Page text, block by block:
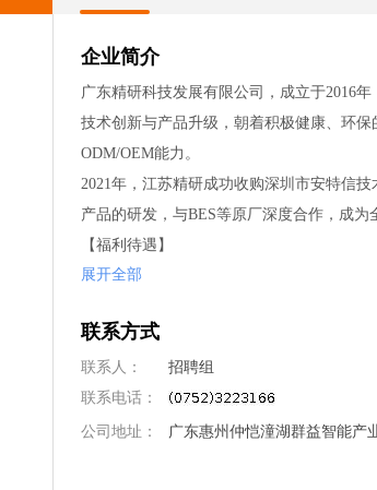
企业简介
广东精研科技发展有限公司，成立于2016
技术创新与产品升级，朝着积极健康、环
ODM/OEM能力。
2021年，江苏精研成功收购深圳市安特信
产品的研发，与BES等原厂深度合作，成为
【福利待遇】
1.实行单双休工作制；
3.员工依法享有法定节假日以及法律法规规
4.按国家规定享受年休假，入职满一年即可
5.依照法律规定为各职员工购买五险一金；
6.园区提供饭堂，予以餐补15元/天
展开全部
联系方式
联系人：
招聘组
联系电话：
公司地址： 广东惠州仲恺潼湖群益智能产